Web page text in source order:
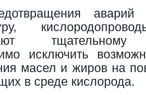
аварий
тщательному
исключить
масел и жиров на
в среде кислорода.